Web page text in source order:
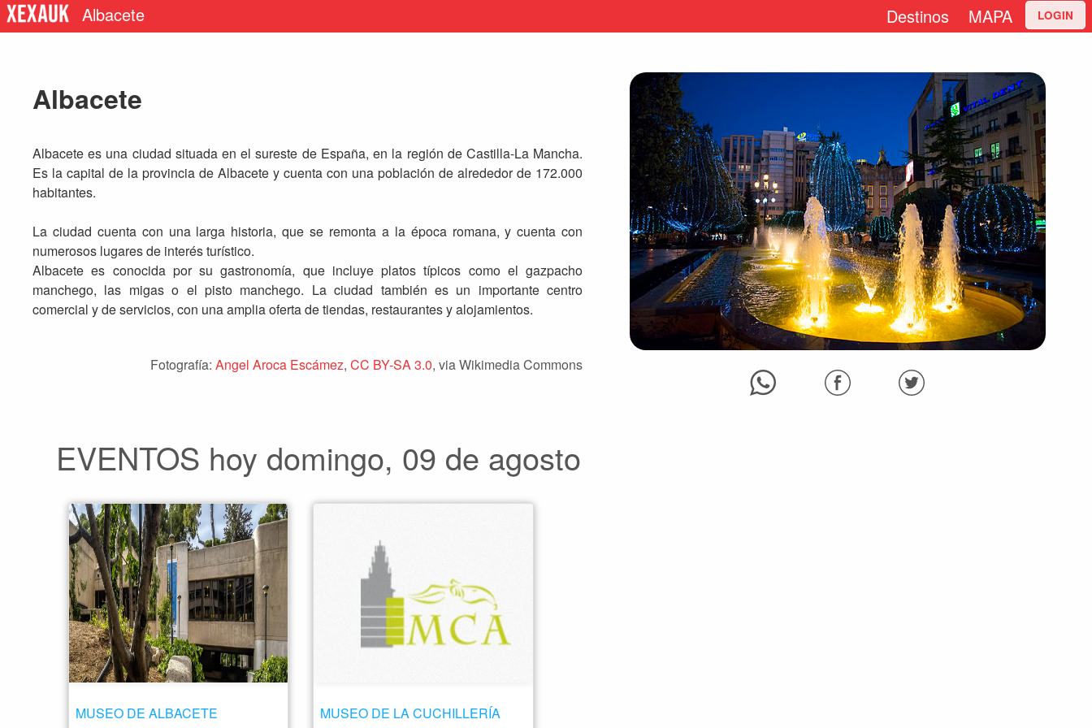
Albacete Destinos MAPA LOGIN
Albacete
Albacete es una ciudad situada en el sureste de España, en la región de Castilla-La Mancha.
Es la capital de la provincia de Albacete y cuenta con una población de alrededor de 172.000
habitantes.
La ciudad cuenta con una larga historia, que se remonta a la época romana, y cuenta con
numerosos lugares de interés turístico.
Albacete es conocida por su gastronomía, que incluye platos típicos como el gazpacho
manchego, las migas o el pisto manchego. La ciudad también es un importante centro
comercial y de servicios, con una amplia oferta de tiendas, restaurantes y alojamientos.
Fotografía:Angel Aroca Escámez,CC BY-SA 3.0, via Wikimedia Commons
EVENTOS hoy domingo, 09 de agosto
MUSEO DE ALBACETE MUSEO DE LA CUCHILLERÍA